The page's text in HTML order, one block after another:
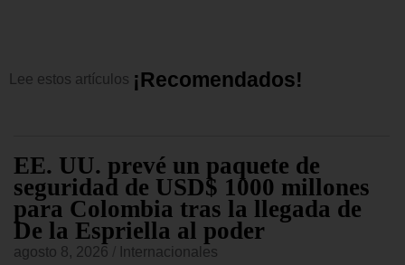
Lee estos artículos ¡Recomend ad os!
EE. UU. prevé un paquete de
seguridad de USD$ 1000 millones
para Colombia tras la llegada de
De la Espriella al poder
agosto 8, 2026 Internacionales